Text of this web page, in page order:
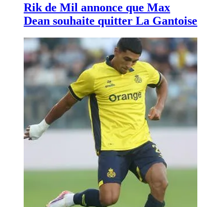
Rik de Mil annonce que Max
Dean souhaite quitter La Gantoise